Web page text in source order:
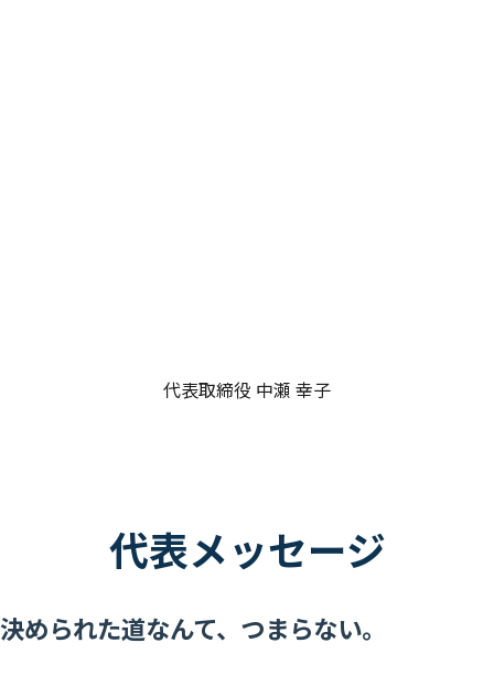
代表取締役 中瀬 幸子
代表メッセージ
決められた道なんて、つまらない。